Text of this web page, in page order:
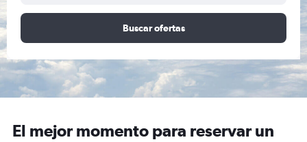
Buscar ofertas
El mejor momento para reservar un